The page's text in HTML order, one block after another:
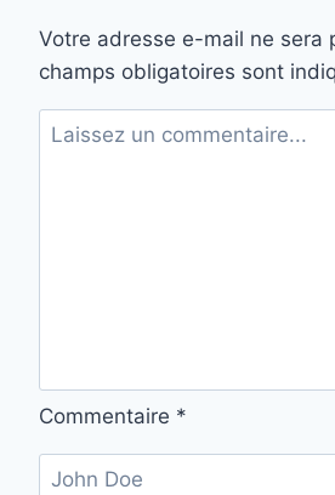
Votre adresse e-mail ne sera
champs obligatoires sont
Commentaire *